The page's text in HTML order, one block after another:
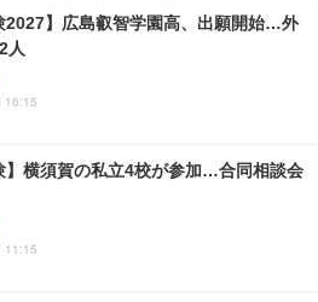
2027】広島叡智学園高、出願開始…外
人
16:15
】横須賀の私立4校が参加…合同相談会
11:15